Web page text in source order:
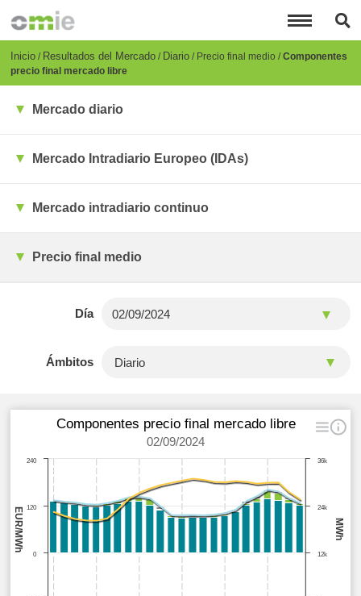
principal
Breadcrumb
Inicio Resultados del Mercado Diario Precio final medio Componentes
precio final mercado libre
Mercado diario
Mercado Intradiario Europeo (IDAs)
Mercado intradiario continuo
Precio final medio
Día
Ámbitos
MWh
EUR/MWh
Componentes precio final mercado libre
02/09/2024
24k
12k
36k
0
120
240